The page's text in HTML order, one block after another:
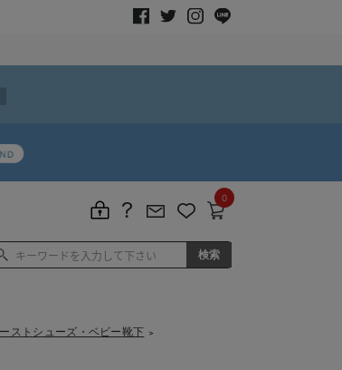
0
ストシューズ・ベビー靴下 ＞